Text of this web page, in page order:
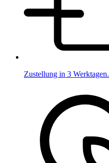
Zustellung in 3 Werktagen.